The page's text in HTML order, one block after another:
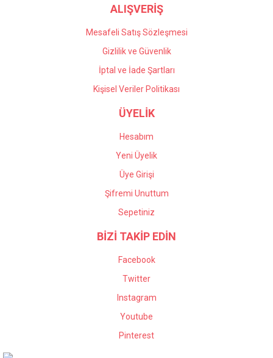
ALIŞVERİŞ
Mesafeli Satış Sözleşmesi
Gizlilik ve Güvenlik
İptal ve İade Şartları
Kişisel Veriler Politikası
ÜYELİK
Hesabım
Yeni Üyelik
Üye Girişi
Şifremi Unuttum
Sepetiniz
BİZİ TAKİP EDİN
Facebook
Twitter
Instagram
Youtube
Pinterest